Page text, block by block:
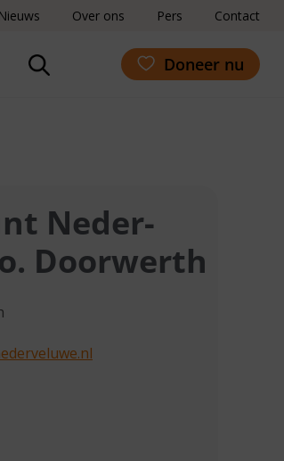
Nieuws Over ons Pers Contact
Doneer nu
Neder-
Doorwerth